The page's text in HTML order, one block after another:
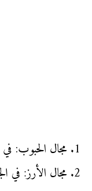
مجال الحبوب:
مجال الأرز: في